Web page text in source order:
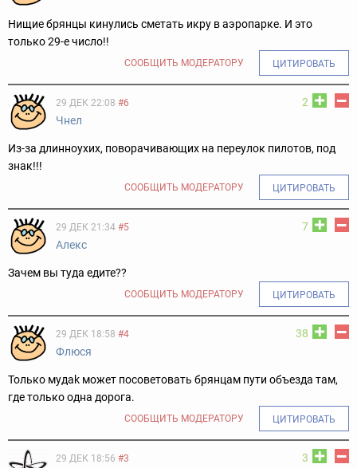
Нищие брянцы кинулись сметать икру в аэропарке. И это
только 29-е число!!
СООБЩИТЬ МОДЕРАТОРУ ЦИТИРОВАТЬ
2
29 ДЕК 22:08 #6
Чнел
Из-за длинноухих, поворачивающих на переулок пилотов, под
знак!!!
СООБЩИТЬ МОДЕРАТОРУ ЦИТИРОВАТЬ
7
29 ДЕК 21:34 #5
Алекс
Зачем вы туда едите??
СООБЩИТЬ МОДЕРАТОРУ ЦИТИРОВАТЬ
38
29 ДЕК 18:58 #4
Флюся
Только мyдak может посоветовать брянцам пути объезда там,
где только одна дорога.
СООБЩИТЬ МОДЕРАТОРУ ЦИТИРОВАТЬ
3
29 ДЕК 18:56 #3